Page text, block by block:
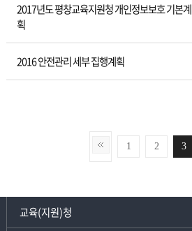
2017년도 평창교육지원청 개인정보보호 기본계
획
2016 안전관리 세부 집행계획
1 2 3
교육(지원)청